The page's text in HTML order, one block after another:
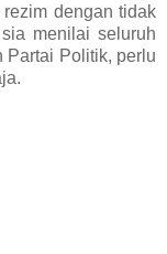
dengan tidak
menilai seluruh
Partai Politik, perlu